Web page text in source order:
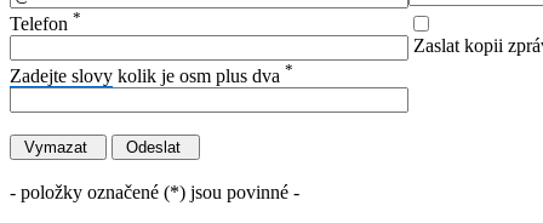
Telefon *
Zaslat kopii
Zadejte slovy kolik je osm plus dva *
- položky označené (*) jsou povinné -